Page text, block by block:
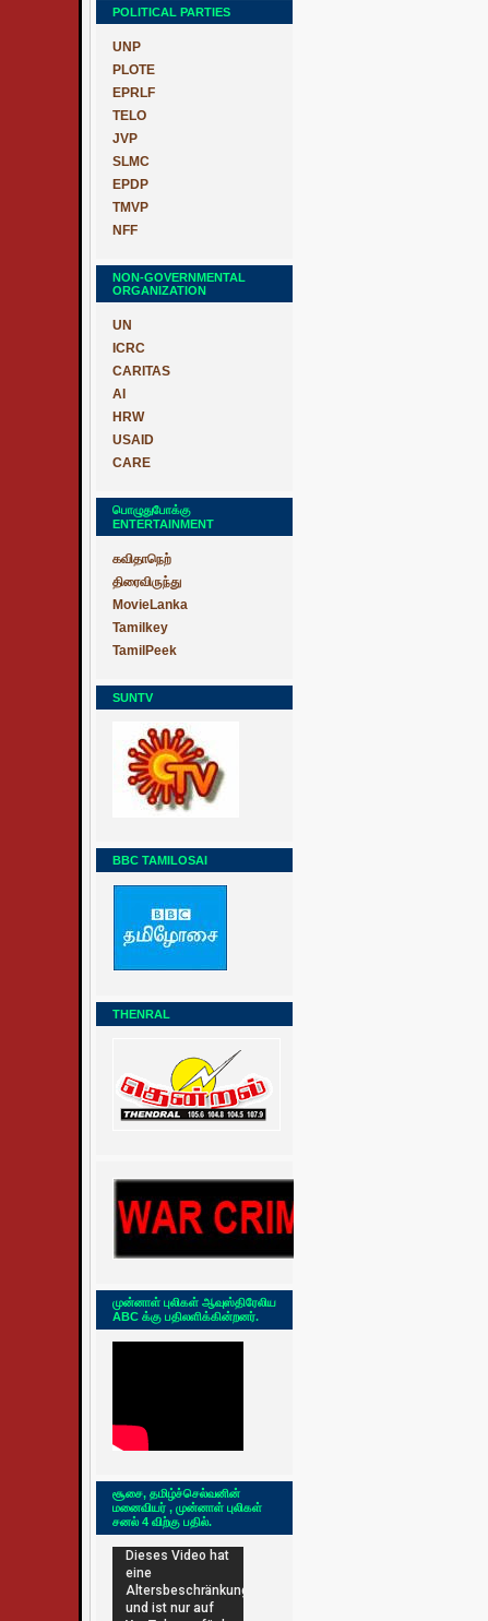
POLITICAL PARTIES
UNP
PLOTE
EPRLF
TELO
JVP
SLMC
EPDP
TMVP
NFF
NON-GOVERNMENTAL
ORGANIZATION
UN
ICRC
CARITAS
AI
HRW
USAID
CARE
பொழுதுபோக்கு
ENTERTAINMENT
கவிதாநெற்
திரைவிருந்து
MovieLanka
Tamilkey
TamilPeek
SUNTV
BBC TAMILOSAI
THENRAL
முன்னாள் புலிகள் ஆவுஸ்திரேலிய
ABC க்கு பதிலளிக்கின்றனர்.
சூசை, தமிழ்ச்செல்வனின்
மனைவியர் , முன்னாள் புலிகள்
சனல் 4 விற்கு பதில்.